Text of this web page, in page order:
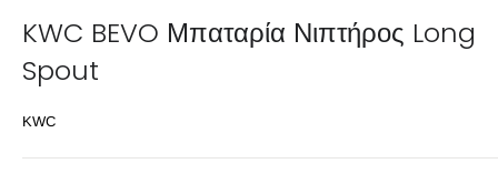
KWC BEVO Μπαταρία Νιπτήρος Long
Spout
KWC